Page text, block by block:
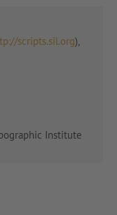
scripts.sil.org),
Institute